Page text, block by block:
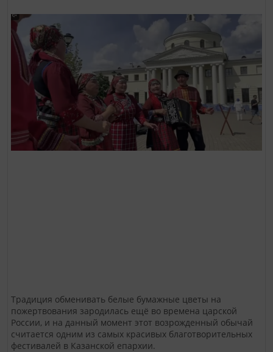
Традиция обменивать белые бумажные цветы на
пожертвования зародилась ещё во времена царской
России, и на данный момент этот возрожденный обычай
считается одним из самых красивых благотворительных
фестивалей в Казанской епархии.